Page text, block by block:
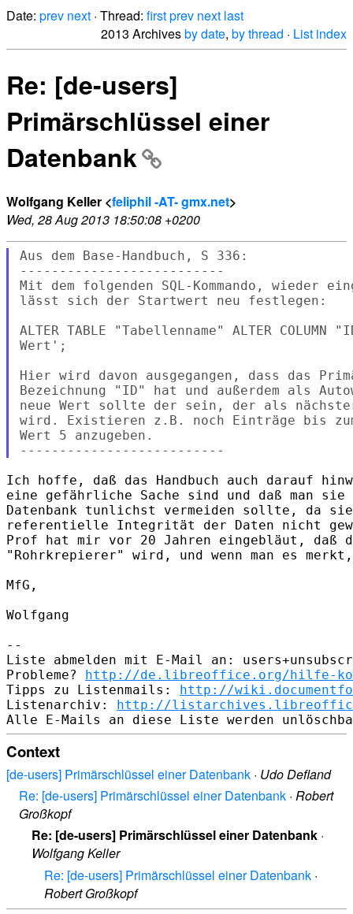
Date: prev next · Thread: firstprev next last
2013 Archivesby date, by thread · List index
Re: [de-users]
Primärschlüssel einer
Datenbank
Wolfgang Keller <feliphil -AT- gmx.net>
Wed, 28 Aug 2013 18:50:08 +0200
Aus dem Base-Handbuch, S 336:
--------------------------
Mit dem folgenden SQL-Kommando, wieder
lässt sich der Startwert neu festlegen:
ALTER TABLE "Tabellenname" ALTER COLUMN
Wert';
Hier wird davon ausgegangen, dass das
Bezeichnung "ID" hat und außerdem als
neue Wert sollte der sein, der als
wird. Existieren z.B. noch Einträge bis
Wert 5 anzugeben.
Ich hoffe, daß das Handbuch auch darauf
eine gefährliche Sache sind und daß man sie
Datenbank tunlichst vermeiden sollte, da
referentielle Integrität der Daten nicht
Prof hat mir vor 20 Jahren eingebläut, daß
"Rohrkrepierer" wird, und wenn man es
MfG,
Wolfgang
--
Liste abmelden mit E-Mail an:
Probleme? http://de.libreoffice.org/hilfe-
Tipps zu Listenmails: http://
Listenarchiv: http://
Context
[de-users] Primärschlüssel einer Datenbank · Udo Defland
Re: [de-users] Primärschlüssel einer Datenbank · Robert
Großkopf
Re: [de-users] Primärschlüssel einer Datenbank ·
Wolfgang Keller
Re: [de-users] Primärschlüssel einer Datenbank ·
Robert Großkopf